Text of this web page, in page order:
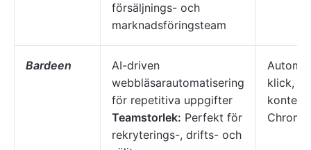
försäljnings- och
marknadsföringsteam
Bardeen
AI-driven
webbläsarautomatisering
för repetitiva uppgifter
Teamstorlek: Perfekt för
rekryterings-, drifts- och
klick,